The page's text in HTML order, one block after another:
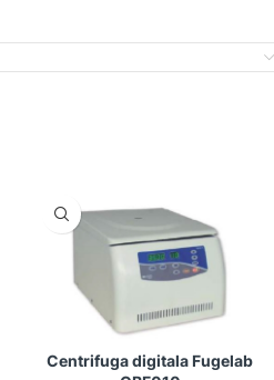
Centrifuga digitala Fugelab